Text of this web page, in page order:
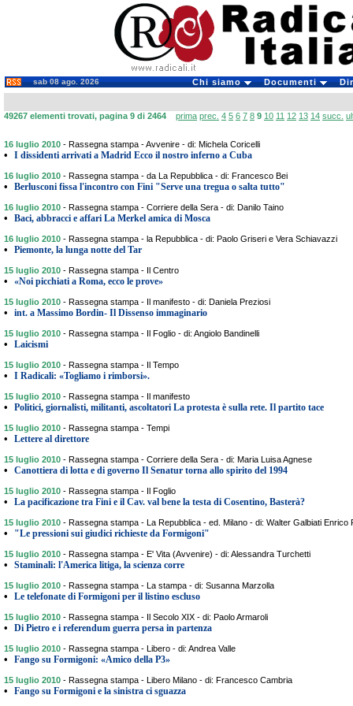
sab 08 ago. 2026 Chi siamo Documenti
49267 elementi trovati, pagina 9 di 2464 prima prec. 4 5 6 7 8 9 10 11 12 13 14 succ.
16 luglio 2010 - Rassegna stampa - Avvenire - di: Michela Coricelli
• I dissidenti arrivati a Madrid Ecco il nostro inferno a Cuba
16 luglio 2010 - Rassegna stampa - da La Repubblica - di: Francesco Bei
• Berlusconi fissa l'incontro con Fini "Serve una tregua o salta tutto"
16 luglio 2010 - Rassegna stampa - Corriere della Sera - di: Danilo Taino
• Baci, abbracci e affari La Merkel amica di Mosca
16 luglio 2010 - Rassegna stampa - la Repubblica - di: Paolo Griseri e Vera Schiavazzi
• Piemonte, la lunga notte del Tar
15 luglio 2010 - Rassegna stampa - Il Centro
• «Noi picchiati a Roma, ecco le prove»
15 luglio 2010 - Rassegna stampa - Il manifesto - di: Daniela Preziosi
• int. a Massimo Bordin- Il Dissenso immaginario
15 luglio 2010 - Rassegna stampa - Il Foglio - di: Angiolo Bandinelli
• Laicismi
15 luglio 2010 - Rassegna stampa - Il Tempo
• I Radicali: «Togliamo i rimborsi».
15 luglio 2010 - Rassegna stampa - Il manifesto
• Politici, giornalisti, militanti, ascoltatori La protesta è sulla rete. Il partito tace
15 luglio 2010 - Rassegna stampa - Tempi
• Lettere al direttore
15 luglio 2010 - Rassegna stampa - Corriere della Sera - di: Maria Luisa Agnese
• Canottiera di lotta e di governo Il Senatur torna allo spirito del 1994
15 luglio 2010 - Rassegna stampa - Il Foglio
• La pacificazione tra Fini e il Cav. val bene la testa di Cosentino, Basterà?
15 luglio 2010 - Rassegna stampa - La Repubblica - ed. Milano - di: Walter Galbiati Enrico
• "Le pressioni sui giudici richieste da Formigoni"
15 luglio 2010 - Rassegna stampa - E' Vita (Avvenire) - di: Alessandra Turchetti
• Staminali: l'America litiga, la scienza corre
15 luglio 2010 - Rassegna stampa - La stampa - di: Susanna Marzolla
• Le telefonate di Formigoni per il listino escluso
15 luglio 2010 - Rassegna stampa - Il Secolo XIX - di: Paolo Armaroli
• Di Pietro e i referendum guerra persa in partenza
15 luglio 2010 - Rassegna stampa - Libero - di: Andrea Valle
• Fango su Formigoni: «Amico della P3»
15 luglio 2010 - Rassegna stampa - Libero Milano - di: Francesco Cambria
• Fango su Formigoni e la sinistra ci sguazza